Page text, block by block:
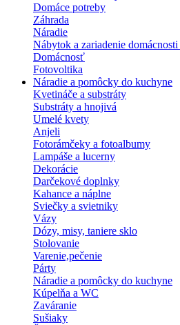
Domáce potreby
Záhrada
Náradie
Nábytok a zariadenie
Domácnosť
Fotovoltika
Náradie a pomôcky do kuchyne
Kvetináče a substráty
Substráty a hnojivá
Umelé kvety
Anjeli
Fotorámčeky a fotoalbumy
Lampáše a lucerny
Dekorácie
Darčekové doplnky
Kahance a náplne
Sviečky a svietniky
Vázy
Dózy, misy, taniere sklo
Stolovanie
Varenie,pečenie
Párty
Náradie a pomôcky do kuchyne
Kúpelňa a WC
Zaváranie
Sušiaky